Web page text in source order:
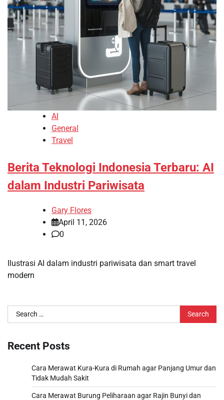
AI
General
Travel
Berita Teknologi Indonesia Terbaru: AI
dalam Industri Pariwisata
Gary Flores
April 11, 2026
0
Ilustrasi AI dalam industri pariwisata dan smart travel
modern
Search
for:
Recent Posts
Cara Merawat Kura-Kura di Rumah agar Panjang Umur dan
Tidak Mudah Sakit
Cara Merawat Burung Peliharaan agar Rajin Bunyi dan